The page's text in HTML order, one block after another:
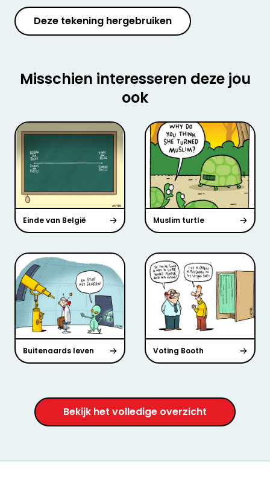
Deze tekening hergebruiken
Misschien interesseren deze jou
ook
Einde van België Muslim turtle
Buitenaards leven Voting Booth
Bekijk het volledige overzicht